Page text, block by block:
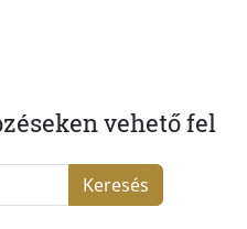
vehető fel
Keresés